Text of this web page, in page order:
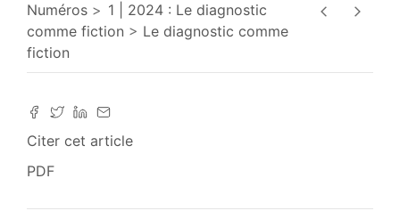
Numéros
1 | 2024 : Le diagnostic
comme fiction
Le diagnostic comme
fiction
Citer cet article
PDF